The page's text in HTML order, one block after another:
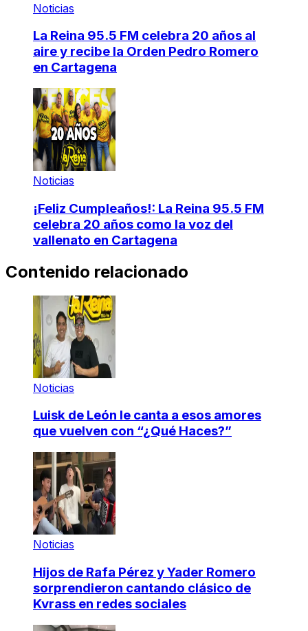
Noticias
La Reina 95.5 FM celebra 20 años al
aire y recibe la Orden Pedro Romero
en Cartagena
Noticias
¡Feliz Cumpleaños!: La Reina 95.5 FM
celebra 20 años como la voz del
vallenato en Cartagena
Contenido relacionado
Noticias
Luisk de León le canta a esos amores
que vuelven con “¿Qué Haces?”
Noticias
Hijos de Rafa Pérez y Yader Romero
sorprendieron cantando clásico de
Kvrass en redes sociales